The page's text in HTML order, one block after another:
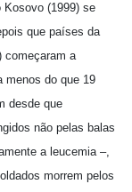
Kosovo (1999) se
que países da
começaram a
menos do que 19
desde que
não pelas balas
a leucemia –,
morrem pelos